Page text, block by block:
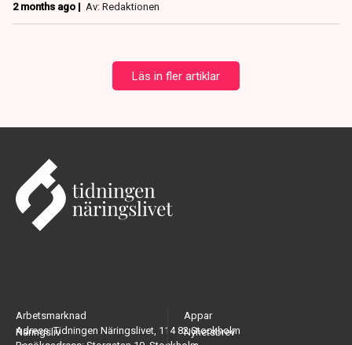
2 months ago | Av: Redaktionen
Läs in fler artiklar
Adress: Tidningen Näringslivet, 114 82 Stockholm
Arbetsmarknad
Näringsliv
Appar
Nyhetsbrev